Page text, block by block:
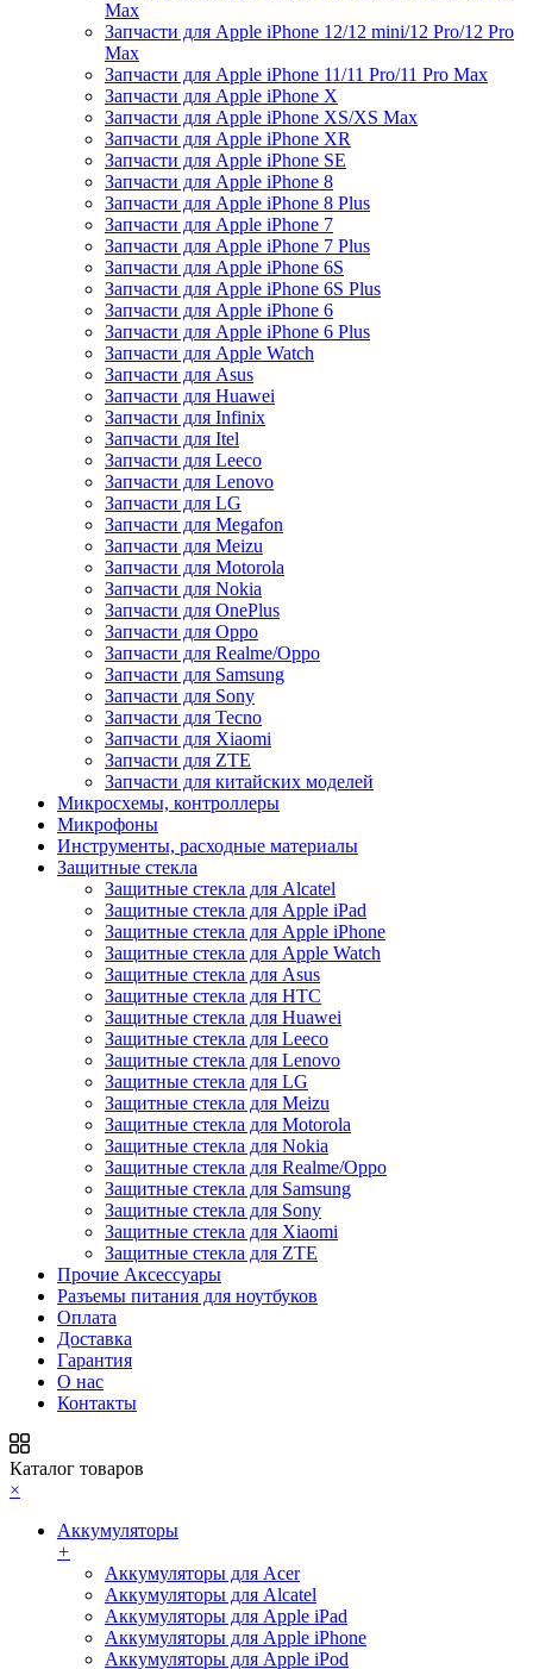
Max
Запчасти для Apple iPhone 12/12 mini/12 Pro/12 Pro
Max
Запчасти для Apple iPhone 11/11 Pro/11 Pro Max
Запчасти для Apple iPhone X
Запчасти для Apple iPhone XS/XS Max
Запчасти для Apple iPhone XR
Запчасти для Apple iPhone SE
Запчасти для Apple iPhone 8
Запчасти для Apple iPhone 8 Plus
Запчасти для Apple iPhone 7
Запчасти для Apple iPhone 7 Plus
Запчасти для Apple iPhone 6S
Запчасти для Apple iPhone 6S Plus
Запчасти для Apple iPhone 6
Запчасти для Apple iPhone 6 Plus
Запчасти для Apple Watch
Запчасти для Asus
Запчасти для Huawei
Запчасти для Infinix
Запчасти для Itel
Запчасти для Leeco
Запчасти для Lenovo
Запчасти для LG
Запчасти для Megafon
Запчасти для Meizu
Запчасти для Motorola
Запчасти для Nokia
Запчасти для OnePlus
Запчасти для Oppo
Запчасти для Realme/Oppo
Запчасти для Samsung
Запчасти для Sony
Запчасти для Tecno
Запчасти для Xiaomi
Запчасти для ZTE
Запчасти для китайских моделей
Микросхемы, контроллеры
Микрофоны
Инструменты, расходные материалы
Защитные стекла
Защитные стекла для Alcatel
Защитные стекла для Apple iPad
Защитные стекла для Apple iPhone
Защитные стекла для Apple Watch
Защитные стекла для Asus
Защитные стекла для HTC
Защитные стекла для Huawei
Защитные стекла для Leeco
Защитные стекла для Lenovo
Защитные стекла для LG
Защитные стекла для Meizu
Защитные стекла для Motorola
Защитные стекла для Nokia
Защитные стекла для Realme/Oppo
Защитные стекла для Samsung
Защитные стекла для Sony
Защитные стекла для Xiaomi
Защитные стекла для ZTE
Прочие Аксессуары
Разъемы питания для ноутбуков
Оплата
Доставка
Гарантия
О нас
Контакты
Каталог товаров
×
Аккумуляторы
+
Аккумуляторы для Acer
Аккумуляторы для Alcatel
Аккумуляторы для Apple iPad
Аккумуляторы для Apple iPhone
Аккумуляторы для Apple iPod